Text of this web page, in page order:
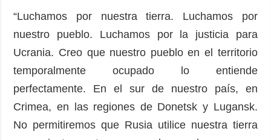
“Luchamos por nuestra tierra. Luchamos por
nuestro pueblo. Luchamos por la justicia para
Ucrania. Creo que nuestro pueblo en el territorio
temporalmente ocupado lo entiende
perfectamente. En el sur de nuestro país, en
Crimea, en las regiones de Donetsk y Lugansk.
No permitiremos que Rusia utilice nuestra tierra